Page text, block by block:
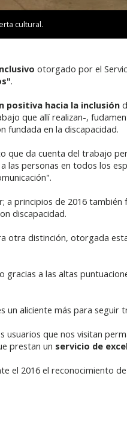
cultural.
otorgado por el
.
positiva hacia la inclusión
que allí realizan-,
fundada en la discapacidad.
que da cuenta del trabajo
las personas en todos los
a principios de 2016
discapacidad.
otra distinción, otorgada
a las altas
un aliciente más para seguir
que nos visitan
prestan un servicio de
el 2016 el reconocimiento de